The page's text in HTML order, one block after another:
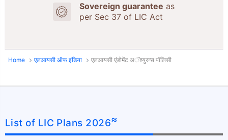
Sovereign guarantee as
per Sec 37 of LIC Act
Home एलआयसी ऑफ इंडिया एलआयसी एंडोमेंट अॅश्युरन्स पॉलिसी
List of LIC Plans 2026≈